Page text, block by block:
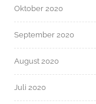
Oktober 2020
September 2020
August 2020
Juli 2020